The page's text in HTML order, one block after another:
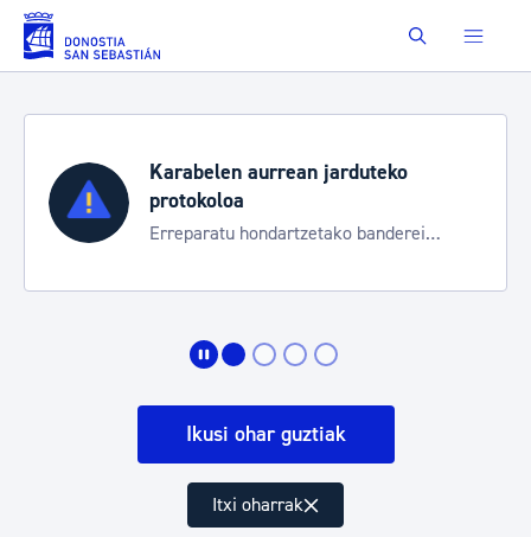
Eduki nagusira joan Buscar
Karabelen aurrean jarduteko
protokoloa
Erreparatu hondartzetako banderei
Ikusi ohar guztiak
Itxi oharrak